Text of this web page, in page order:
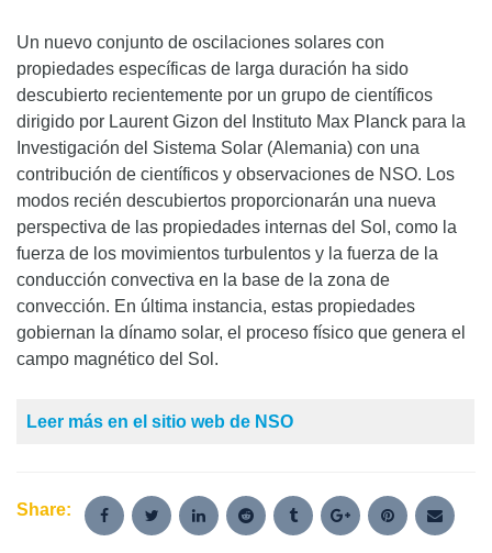
Un nuevo conjunto de oscilaciones solares con
propiedades específicas de larga duración ha sido
descubierto recientemente por un grupo de científicos
dirigido por Laurent Gizon del Instituto Max Planck para la
Investigación del Sistema Solar (Alemania) con una
contribución de científicos y observaciones de NSO. Los
modos recién descubiertos proporcionarán una nueva
perspectiva de las propiedades internas del Sol, como la
fuerza de los movimientos turbulentos y la fuerza de la
conducción convectiva en la base de la zona de
convección. En última instancia, estas propiedades
gobiernan la dínamo solar, el proceso físico que genera el
campo magnético del Sol.
Leer más en el sitio web de NSO
Share: